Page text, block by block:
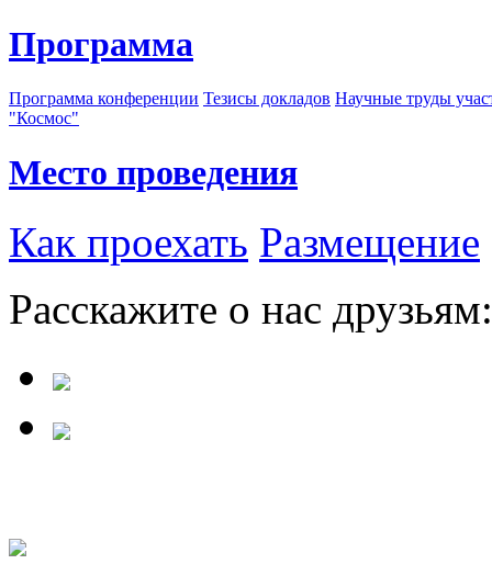
Программа
Программа конференции Тезисы докладов Научные труды
"Космос"
Место проведения
Как проехать Размещение
Расскажите о нас друзьям: